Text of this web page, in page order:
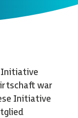
Initiative
war
Initiative